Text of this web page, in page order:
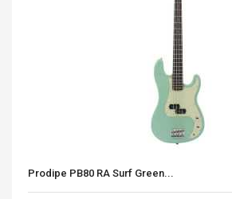
Prodipe PB80 RA Surf Green...